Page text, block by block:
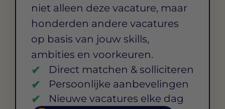
niet alleen deze vacature, maar
honderden andere vacatures
op basis van jouw skills,
ambities en voorkeuren.
Direct matchen & solliciteren
Persoonlijke aanbevelingen
Nieuwe vacatures elke dag